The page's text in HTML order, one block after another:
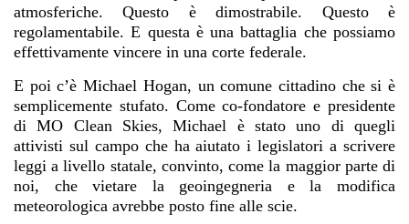
atmosferiche. Questo è dimostrabile. Questo è
regolamentabile. E questa è una battaglia che possiamo
effettivamente vincere in una corte federale.
E poi c’è Michael Hogan, un comune cittadino che si è
semplicemente stufato. Come co-fondatore e presidente
diMO Clean Skies, Michael è stato uno di quegli
attivisti sul campo che ha aiutato i legislatori a scrivere
leggi a livello statale, convinto, come la maggior parte di
noi, che vietare la geoingegneria e la modifica
meteorologica avrebbe posto fine alle scie.